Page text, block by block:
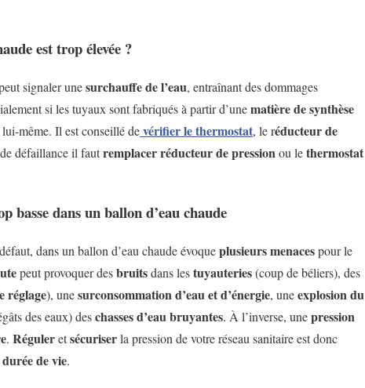
est trop élevée ?
signaler unesurchauffe de l’eau, entraînant des dommages
si les tuyaux sont fabriqués à partir d’unematière de synthèse
même. Il est conseillé devérifier lethermostat, le réducteur de
défaillance il fautremplacer réducteur de pression ou lethermostat
basse dans un ballon d’eau chaude
dans un ballon d’eau chaude évoqueplusieurs menacespour le
peut provoquer desbruitsdans lestuyauteries(coup de béliers), des
réglage), unesurconsommation d’eau et d’énergie, uneexplosion du
des eaux) deschasses d’eau bruyantes. À l’inverse, unepression
. Réguleretsécuriserla pression de votre réseau sanitaire est donc
de vie.